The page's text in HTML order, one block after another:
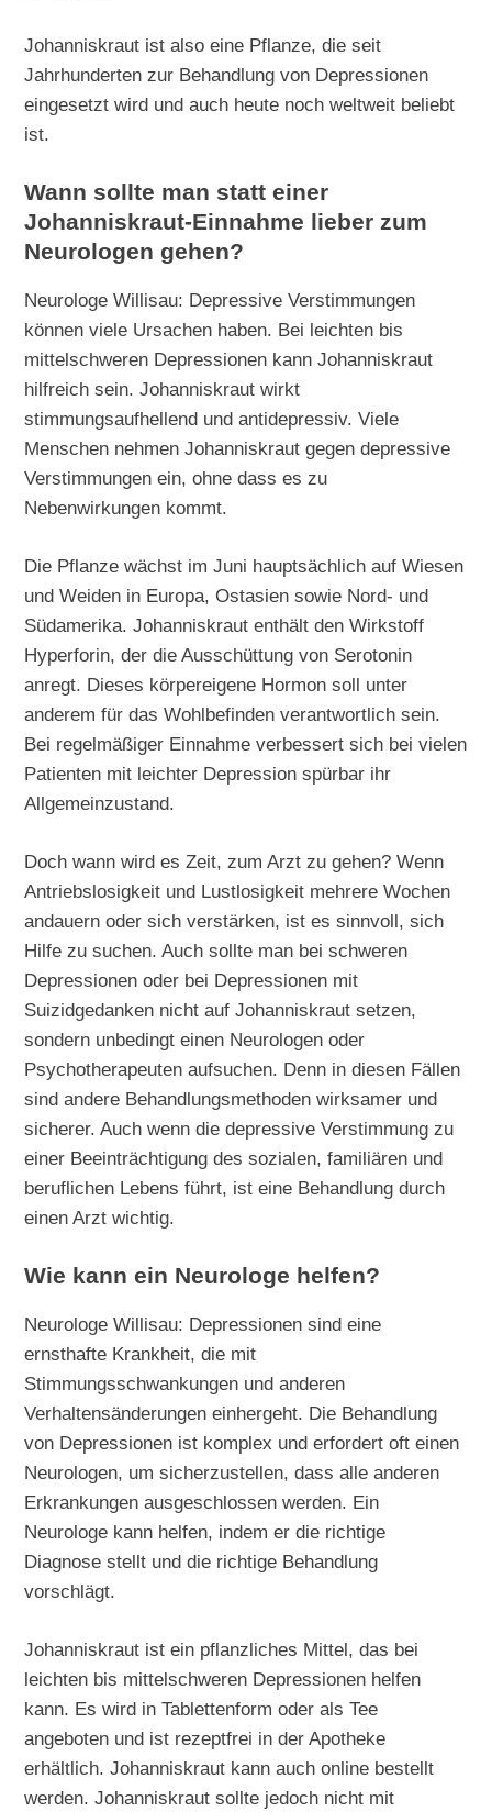
Johanniskraut ist also eine Pflanze, die seit
Jahrhunderten zur Behandlung von Depressionen
eingesetzt wird und auch heute noch weltweit beliebt
ist.
Wann sollte man statt einer
Johanniskraut-Einnahme lieber zum
Neurologen gehen?
Neurologe Willisau: Depressive Verstimmungen
können viele Ursachen haben. Bei leichten bis
mittelschweren Depressionen kann Johanniskraut
hilfreich sein. Johanniskraut wirkt
stimmungsaufhellend und antidepressiv. Viele
Menschen nehmen Johanniskraut gegen depressive
Verstimmungen ein, ohne dass es zu
Nebenwirkungen kommt.
Die Pflanze wächst im Juni hauptsächlich auf Wiesen
und Weiden in Europa, Ostasien sowie Nord- und
Südamerika. Johanniskraut enthält den Wirkstoff
Hyperforin, der die Ausschüttung von Serotonin
anregt. Dieses körpereigene Hormon soll unter
anderem für das Wohlbefinden verantwortlich sein.
Bei regelmäßiger Einnahme verbessert sich bei vielen
Patienten mit leichter Depression spürbar ihr
Allgemeinzustand.
Doch wann wird es Zeit, zum Arzt zu gehen? Wenn
Antriebslosigkeit und Lustlosigkeit mehrere Wochen
andauern oder sich verstärken, ist es sinnvoll, sich
Hilfe zu suchen. Auch sollte man bei schweren
Depressionen oder bei Depressionen mit
Suizidgedanken nicht auf Johanniskraut setzen,
sondern unbedingt einen Neurologen oder
Psychotherapeuten aufsuchen. Denn in diesen Fällen
sind andere Behandlungsmethoden wirksamer und
sicherer. Auch wenn die depressive Verstimmung zu
einer Beeinträchtigung des sozialen, familiären und
beruflichen Lebens führt, ist eine Behandlung durch
einen Arzt wichtig.
Wie kann ein Neurologe helfen?
Neurologe Willisau: Depressionen sind eine
ernsthafte Krankheit, die mit
Stimmungsschwankungen und anderen
Verhaltensänderungen einhergeht. Die Behandlung
von Depressionen ist komplex und erfordert oft einen
Neurologen, um sicherzustellen, dass alle anderen
Erkrankungen ausgeschlossen werden. Ein
Neurologe kann helfen, indem er die richtige
Diagnose stellt und die richtige Behandlung
vorschlägt.
Johanniskraut ist ein pflanzliches Mittel, das bei
leichten bis mittelschweren Depressionen helfen
kann. Es wird in Tablettenform oder als Tee
angeboten und ist rezeptfrei in der Apotheke
erhältlich. Johanniskraut kann auch online bestellt
werden. Johanniskraut sollte jedoch nicht mit